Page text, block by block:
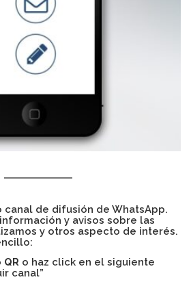
canal de difusión de WhatsApp.
y avisos sobre las
y otros aspecto de interés.
o haz click en el siguiente
canal”